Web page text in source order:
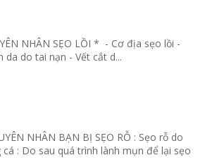
NHÂN SẸO LỒI * - Cơ địa sẹo lồi -
do tai nạn - Vết cắt d...
NHÂN BẠN BỊ SẸO RỖ : Sẹo rỗ do
: Do sau quá trình lành mụn để lại sẹo